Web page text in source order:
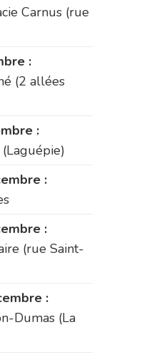
Carnus (rue
:
(2 allées
:
:
:
(rue Saint-
:
Dumas (La